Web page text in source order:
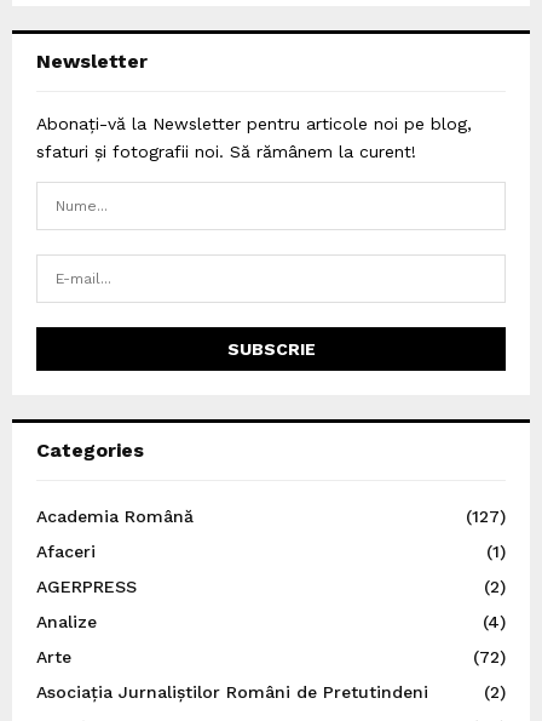
Newsletter
Abonați-vă la Newsletter pentru articole noi pe blog,
sfaturi și fotografii noi. Să rămânem la curent!
Categories
Academia Română
(127)
Afaceri
(1)
AGERPRESS
(2)
Analize
(4)
Arte
(72)
Asociația Jurnaliștilor Români de Pretutindeni
(2)